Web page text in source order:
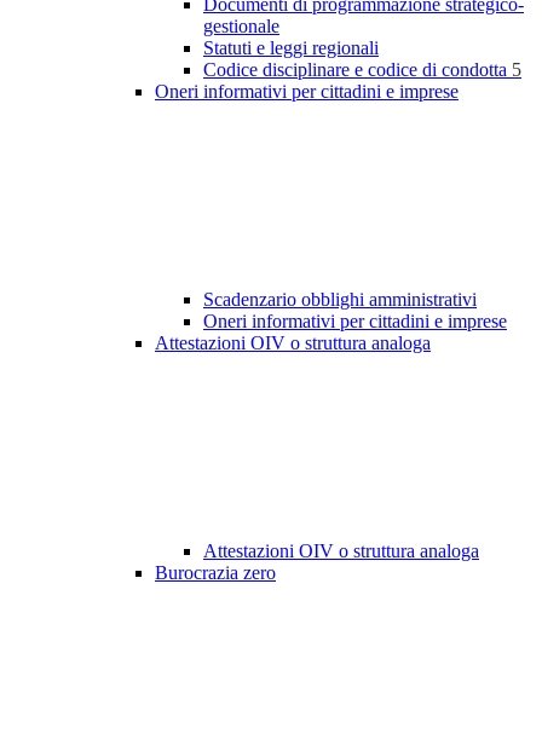
Documenti di programmazione strategico-
gestionale
Statuti e leggi regionali
Codice disciplinare e codice di condotta 5
Oneri informativi per cittadini e imprese
Scadenzario obblighi amministrativi
Oneri informativi per cittadini e imprese
Attestazioni OIV o struttura analoga
Attestazioni OIV o struttura analoga
Burocrazia zero